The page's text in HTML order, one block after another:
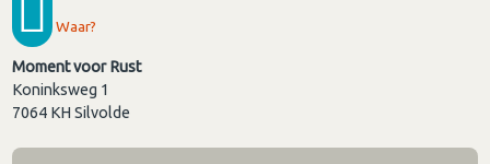
Waar?
Moment voor Rust
Koninksweg 1
7064 KH Silvolde